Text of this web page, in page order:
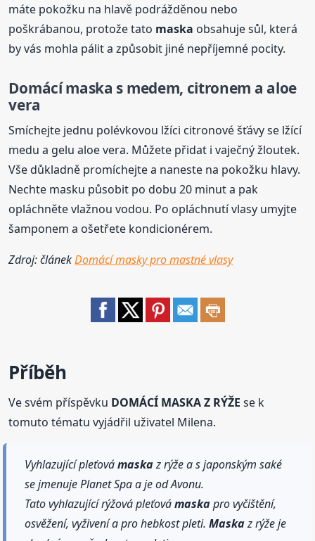
máte pokožku na hlavě podrážděnou nebo
poškrábanou, protože tato maska obsahuje sůl, která
by vás mohla pálit a způsobit jiné nepříjemné pocity.
Domácímaska s medem, citronem a aloe
vera
Smíchejte jednu polévkovou lžíci citronové šťávy se lžící
medu a gelu aloe vera. Můžete přidat i vaječný žloutek.
Vše důkladně promíchejte a naneste na pokožku hlavy.
Nechte masku působit po dobu 20 minut a pak
opláchněte vlažnou vodou. Po opláchnutí vlasy umyjte
šamponem a ošetřete kondicionérem.
Zdroj: článekDomácí masky pro mastné vlasy
Příběh
Ve svém příspěvku DOMÁCÍ MASKA Z RÝŽE se k
tomuto tématu vyjádřil uživatel Milena.
Vyhlazující pleťovámaskaz rýže a s japonským saké
se jmenuje Planet Spa a je od Avonu.
Tato vyhlazující rýžová pleťovámaskapro vyčištění,
osvěžení, vyživení a pro hebkost pleti.Maskaz rýže je